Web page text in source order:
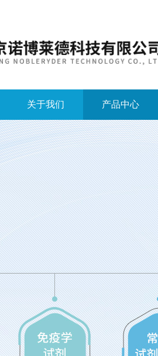
关于我们 产品中心